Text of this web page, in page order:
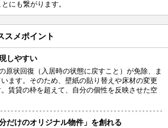
にも繋がります。
スメポイント
しやすい
原状回復（入居時の状態に戻すこと）が免除、ま
ます。そのため、壁紙の貼り替えや床材の変更
賃貸の枠を超えて、自分の個性を反映させた空
だけのオリジナル物件」を創れる